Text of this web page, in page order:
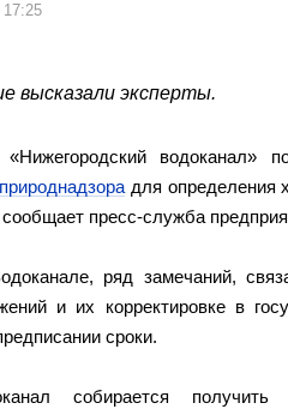
17:25
высказали эксперты.
водоканал»
для определения
пресс-служба
ряд замечаний,
и их корректировке в
сроки.
собирается получить